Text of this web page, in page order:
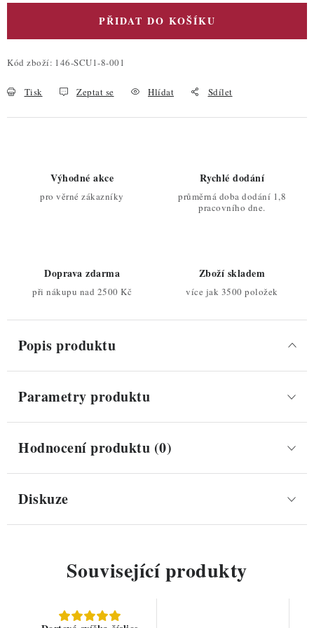
PŘIDAT DO KOŠÍKU
Kód zboží: 146-SCU1-8-001
Tisk Zeptat se Hlídat Sdílet
Výhodné akce
pro věrné zákazníky
Rychlé dodání
průměrná doba dodání 1,8
pracovního dne.
Doprava zdarma
při nákupu nad 2500 Kč
Zboží skladem
více jak 3500 položek
Popis produktu
Parametry produktu
Hodnocení produktu (0)
Diskuze
Související produkty